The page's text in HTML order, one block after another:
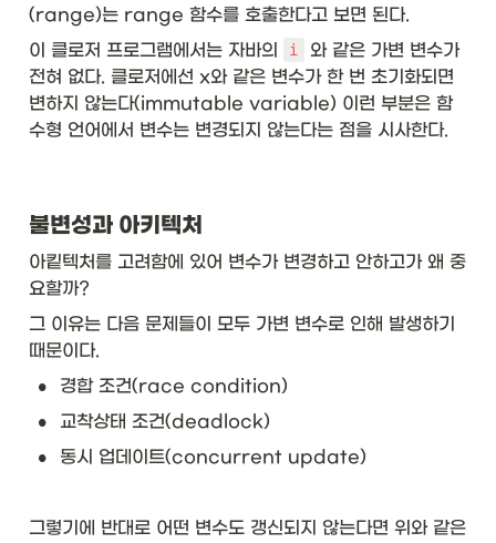
(range)는 range 함수를 호출한다고 보면 된다.
이 클로저 프로그램에서는 자바의
i
와 같은 가변 변수가
전혀 없다. 클로저에선 x와 같은 변수가 한 번 초기화되면
변하지 않는다(immutable variable) 이런 부분은 함
수형 언어에서 변수는 변경되지 않는다는 점을 시사한다.
불변성과 아키텍처
아킽텍처를 고려함에 있어 변수가 변경하고 안하고가 왜 중
요할까?
그 이유는 다음 문제들이 모두 가변 변수로 인해 발생하기
때문이다.
• 경합 조건(race condition)
• 교착상태 조건(deadlock)
• 동시 업데이트(concurrent update)
그렇기에 반대로 어떤 변수도 갱신되지 않는다면 위와 같은